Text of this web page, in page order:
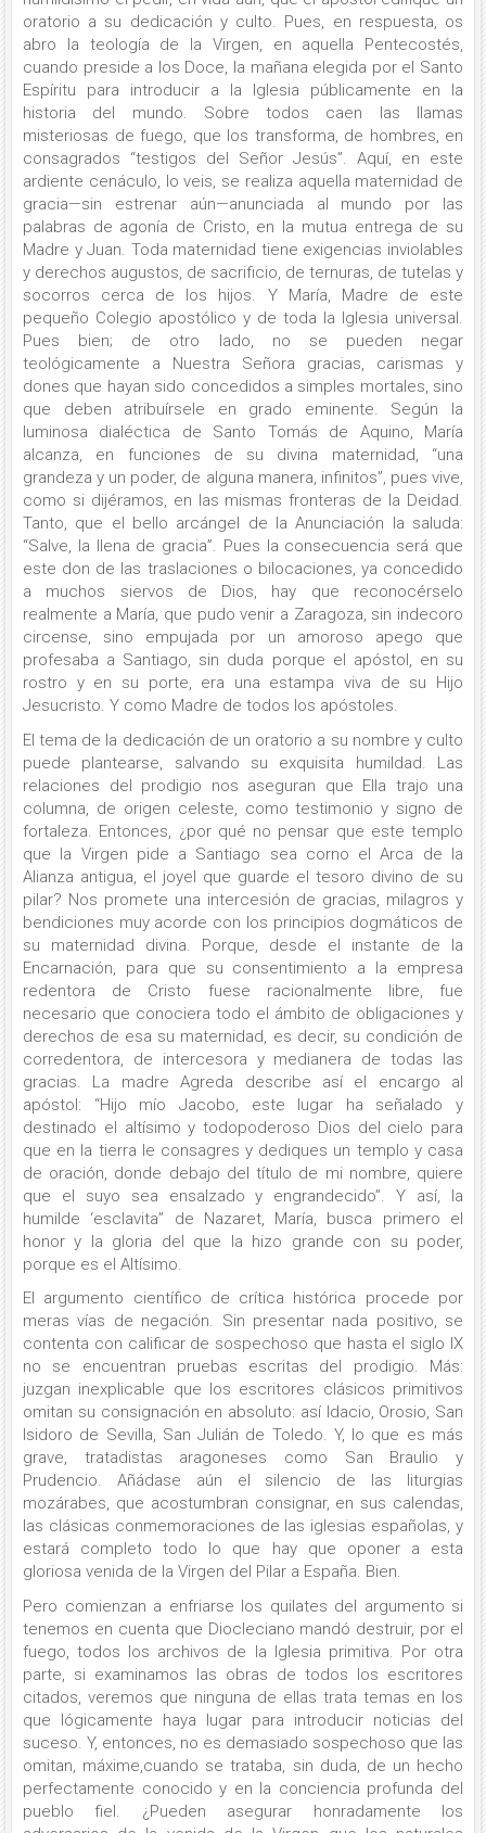
oratorio a su dedicación y culto. Pues, en respuesta, os
abro la teología de la Virgen, en aquella Pentecostés,
cuando preside a los Doce, la mañana elegida por el Santo
Espíritu para introducir a la Iglesia públicamente en la
historia del mundo. Sobre todos caen las llamas
misteriosas de fuego, que los transforma, de hombres, en
consagrados “testigos del Señor Jesús”. Aquí, en este
ardiente cenáculo, lo veis, se realiza aquella maternidad de
gracia—sin estrenar aún—anunciada al mundo por las
palabras de agonía de Cristo, en la mutua entrega de su
Madre y Juan. Toda maternidad tiene exigencias inviolables
y derechos augustos, de sacrificio, de ternuras, de tutelas y
socorros cerca de los hijos. Y María, Madre de este
pequeño Colegio apostólico y de toda la Iglesia universal.
Pues bien; de otro lado, no se pueden negar
teológicamente a Nuestra Señora gracias, carismas y
dones que hayan sido concedidos a simples mortales, sino
que deben atribuírsele en grado eminente. Según la
luminosa dialéctica de Santo Tomás de Aquino, María
alcanza, en funciones de su divina maternidad, “una
grandeza y un poder, de alguna manera, infinitos”, pues vive,
como si dijéramos, en las mismas fronteras de la Deidad.
Tanto, que el bello arcángel de la Anunciación la saluda:
“Salve, la llena de gracia”. Pues la consecuencia será que
este don de las traslaciones o bilocaciones, ya concedido
a muchos siervos de Dios, hay que reconocérselo
realmente a María, que pudo venir a Zaragoza, sin indecoro
circense, sino empujada por un amoroso apego que
profesaba a Santiago, sin duda porque el apóstol, en su
rostro y en su porte, era una estampa viva de su Hijo
Jesucristo. Y como Madre de todos los apóstoles.
El tema de la dedicación de un oratorio a su nombre y culto
puede plantearse, salvando su exquisita humildad. Las
relaciones del prodigio nos aseguran que Ella trajo una
columna, de origen celeste, como testimonio y signo de
fortaleza. Entonces, ¿por qué no pensar que este templo
que la Virgen pide a Santiago sea corno el Arca de la
Alianza antigua, el joyel que guarde el tesoro divino de su
pilar? Nos promete una intercesión de gracias, milagros y
bendiciones muy acorde con los principios dogmáticos de
su maternidad divina. Porque, desde el instante de la
Encarnación, para que su consentimiento a la empresa
redentora de Cristo fuese racionalmente libre, fue
necesario que conociera todo el ámbito de obligaciones y
derechos de esa su maternidad, es decir, su condición de
corredentora, de intercesora y medianera de todas las
gracias. La madre Agreda describe así el encargo al
apóstol: “Hijo mío Jacobo, este lugar ha señalado y
destinado el altísimo y todopoderoso Dios del cielo para
que en la tierra le consagres y dediques un templo y casa
de oración, donde debajo del título de mi nombre, quiere
que el suyo sea ensalzado y engrandecido”. Y así, la
humilde ‘esclavita” de Nazaret, María, busca primero el
honor y la gloria del que la hizo grande con su poder,
porque es el Altísimo.
El argumento científico de crítica histórica procede por
meras vías de negación. Sin presentar nada positivo, se
contenta con calificar de sospechoso que hasta el siglo IX
no se encuentran pruebas escritas del prodigio. Más:
juzgan inexplicable que los escritores clásicos primitivos
omitan su consignación en absoluto: así Idacio, Orosio, San
Isidoro de Sevilla, San Julián de Toledo. Y, lo que es más
grave, tratadistas aragoneses como San Braulio y
Prudencio. Añádase aún el silencio de las liturgias
mozárabes, que acostumbran consignar, en sus calendas,
las clásicas conmemoraciones de las iglesias españolas, y
estará completo todo lo que hay que oponer a esta
gloriosa venida de la Virgen del Pilar a España. Bien.
Pero comienzan a enfriarse los quilates del argumento si
tenemos en cuenta que Diocleciano mandó destruir, por el
fuego, todos los archivos de la Iglesia primitiva. Por otra
parte, si examinamos las obras de todos los escritores
citados, veremos que ninguna de ellas trata temas en los
que lógicamente haya lugar para introducir noticias del
suceso. Y, entonces, no es demasiado sospechoso que las
omitan, máxime,cuando se trataba, sin duda, de un hecho
perfectamente conocido y en la conciencia profunda del
pueblo fiel. ¿Pueden asegurar honradamente los